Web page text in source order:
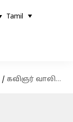
Tamil
/ கவிஞர் வாலியை இழந்து வாடும் கவிஞர் வைரமுத்து; வைரலாகும் ட்விட்டர் பதிவு